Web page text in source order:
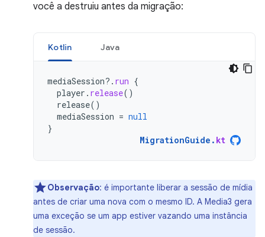
você a destruiu antes da migração:
Kotlin Java
mediaSession?. run {
player . release()
release()
mediaSession = null
}
MigrationGuide . kt
Observação: é importante liberar a sessão de mídia
antes de criar uma nova com o mesmo ID. A Media3 gera
uma exceção se um app estiver vazando uma instância
de sessão.